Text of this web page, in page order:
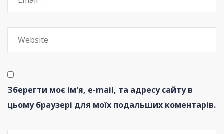
Зберегти моє ім'я, e-mail, та адресу сайту в
цьому браузері для моїх подальших коментарів.